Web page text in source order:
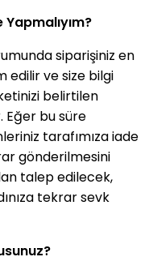
siparişiniz en
edilir ve size bilgi
belirtilen
Eğer bu süre
tarafımıza iade
gönderilmesini
talep edilecek,
tekrar sevk